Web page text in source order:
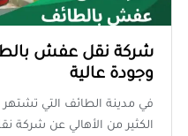
وجودة عالية
في مدينة الطائف التي تشتهر
الكثير من الأهالي عن